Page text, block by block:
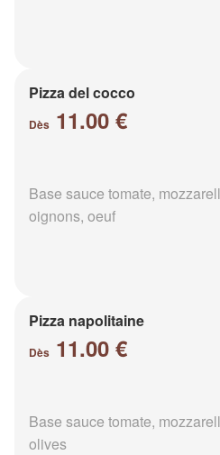
Pizza del cocco
Dès 11.00 €
Base sauce tomate,
oignons, oeuf
Pizza napolitaine
Dès 11.00 €
Base sauce tomate,
olives